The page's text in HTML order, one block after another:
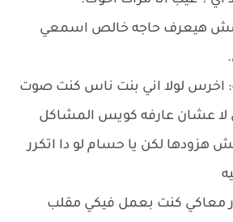
مش هيعرف حاجه خالص اسمعي
اخرس لولا اني بنت ناس كنت صوت
لا عشان عارفه كويس المشاكل
هزودها لكن يا حسام لو دا اتكرر
معاكي كنت بعمل فيكي مقلب